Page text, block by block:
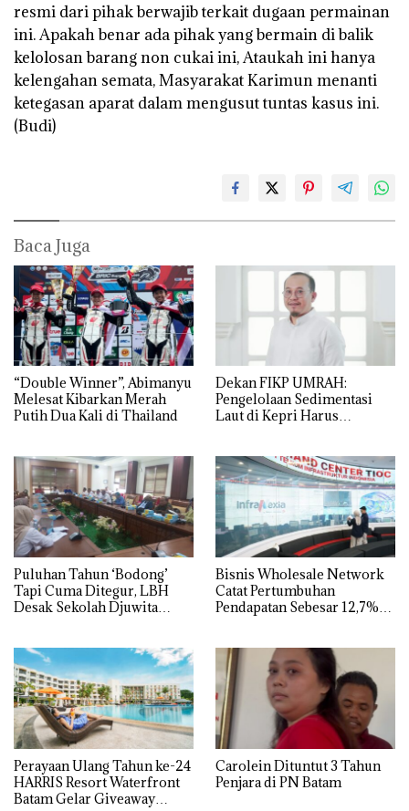
resmi dari pihak berwajib terkait dugaan permainan
ini. Apakah benar ada pihak yang bermain di balik
kelolosan barang non cukai ini, Ataukah ini hanya
kelengahan semata, Masyarakat Karimun menanti
ketegasan aparat dalam mengusut tuntas kasus ini.
(Budi)
Baca Juga
“Double Winner”, Abimanyu
Melesat Kibarkan Merah
Putih Dua Kali di Thailand
Dekan FIKP UMRAH:
Pengelolaan Sedimentasi
Laut di Kepri Harus
dengan Konservasi
Puluhan Tahun ‘Bodong’
Tapi Cuma Ditegur, LBH
Desak Sekolah Djuwita
Bisnis Wholesale Network
Catat Pertumbuhan
Pendapatan Sebesar 12,7%
Perayaan Ulang Tahun ke-24
HARRIS Resort Waterfront
Batam Gelar Giveaway
Carolein Dituntut 3 Tahun
Penjara di PN Batam